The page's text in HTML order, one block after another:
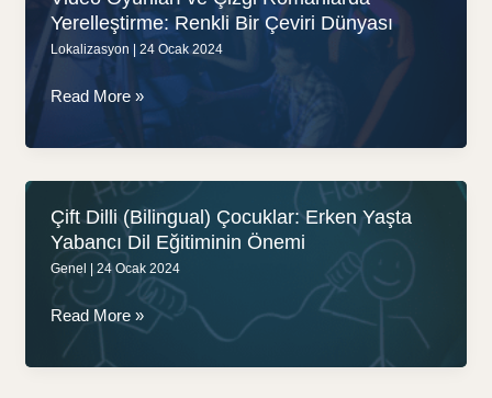
Yerelleştirme: Renkli Bir Çeviri Dünyası
Lokalizasyon | 24 Ocak 2024
Video
ve
Romanlarda
Yerelleştirme:
Renkli
Bir
Çeviri
Read More »
Çift Dilli (Bilingual) Çocuklar: Erken Yaşta
Yabancı Dil Eğitiminin Önemi
Genel | 24 Ocak 2024
Çift
(Bilingual)
Read More »